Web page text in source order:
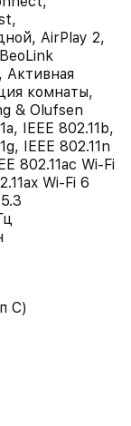
AirPlay 2,
Активная
комнаты,
& Olufsen
IEEE 802.11b,
IEEE 802.11n
802.11ac Wi-Fi
Wi-Fi 6
C)